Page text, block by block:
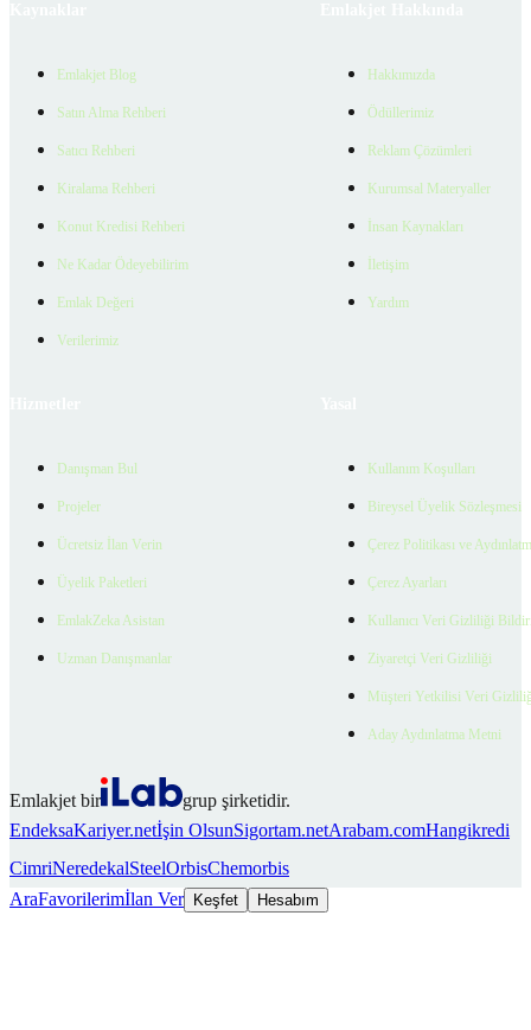
Emlakjet Blog
Satın Alma Rehberi
Satıcı Rehberi
Kiralama Rehberi
Konut Kredisi Rehberi
Ne Kadar Ödeyebilirim
Emlak Değeri
Verilerimiz
Hakkımızda
Ödüllerimiz
Reklam Çözümleri
Kurumsal Materyaller
İnsan Kaynakları
İletişim
Yardım
Danışman Bul
Projeler
Ücretsiz İlan Verin
Üyelik Paketleri
EmlakZeka Asistan
Uzman Danışmanlar
Kullanım Koşulları
Bireysel Üyelik Sözleşmesi
Çerez Politikası ve
Çerez Ayarları
Kullanıcı Veri Gizliliği
Ziyaretçi Veri Gizliliği
Müşteri Yetkilisi Veri
Aday Aydınlatma Metni
Emlakjet bir
grup şirketidir.
EndeksaKariyer.netİşin OlsunSigortam.netArabam.comHangikredi
CimriNeredekalSteelOrbisChemorbis
AraFavorilerimİlan Ver Keşfet Hesabım